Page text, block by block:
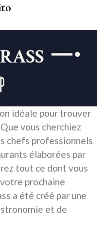
idéale pour trouver
vous cherchiez
chefs professionnels
élaborées par
tout ce dont vous
prochaine
a été créé par une
et de